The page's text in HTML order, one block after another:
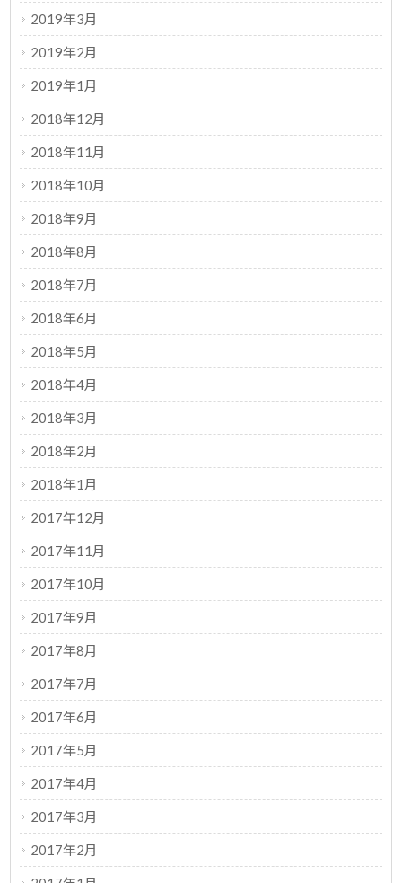
2019年3月
2019年2月
2019年1月
2018年12月
2018年11月
2018年10月
2018年9月
2018年8月
2018年7月
2018年6月
2018年5月
2018年4月
2018年3月
2018年2月
2018年1月
2017年12月
2017年11月
2017年10月
2017年9月
2017年8月
2017年7月
2017年6月
2017年5月
2017年4月
2017年3月
2017年2月